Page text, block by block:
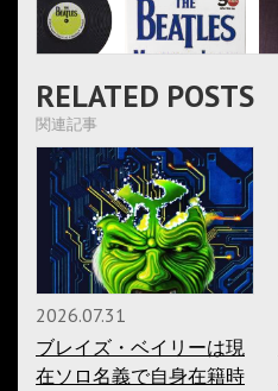
RELATED POSTS
関連記事
2026.07.31
ブレイズ・ベイリーは現
在ソロ名義で自身在籍時